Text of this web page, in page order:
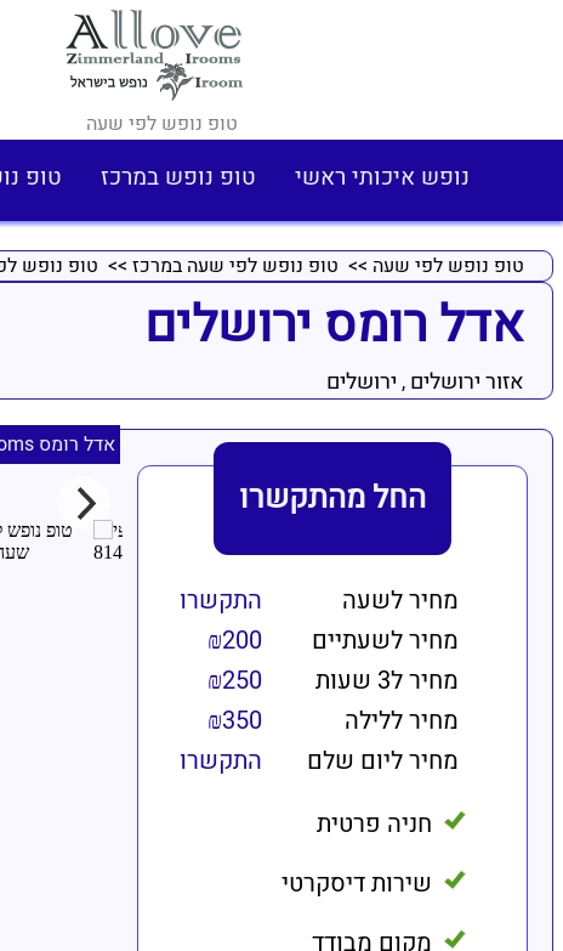
טופ נופש לפי שעה
נופש איכותי ראשי טופ נופש במרכז טופ
טופ נופש לפי שעה >> טופ נופש לפי שעה במרכז >> טופ נופש
אדל רומס ירושלים
אזור ירושלים , ירושלים
החל מהתקשרו
מחיר לשעה
התקשרו
מחיר לשעתיים
₪200
מחיר ל3 שעות
₪250
מחיר ללילה
₪350
מחיר ליום שלם
התקשרו
חניה פרטית
שירות דיסקרטי
מקום מבודד
אדל רומס Adel Rooms